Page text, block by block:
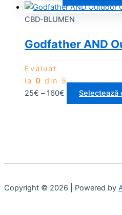
CBD-BLUMEN
Godfather AND
Evaluat
la 0 din 5
25€ – 160€ Selectează
Copyright © 2026 | Powered by